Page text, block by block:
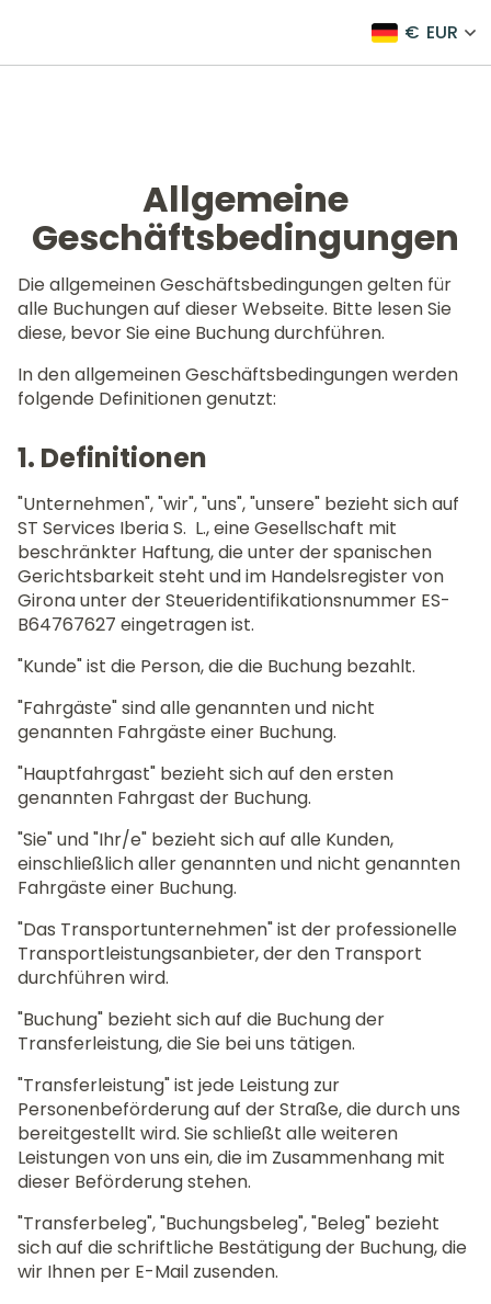
€ EUR
Allgemeine
Geschäftsbedingungen
Die allgemeinen Geschäftsbedingungen gelten für
alle Buchungen auf dieser Webseite. Bitte lesen Sie
diese, bevor Sie eine Buchung durchführen.
In den allgemeinen Geschäftsbedingungen werden
folgende Definitionen genutzt:
1. Definitionen
"Unternehmen", "wir", "uns", "unsere" bezieht sich auf
ST Services Iberia S. L., eine Gesellschaft mit
beschränkter Haftung, die unter der spanischen
Gerichtsbarkeit steht und im Handelsregister von
Girona unter der Steueridentifikationsnummer ES-
B64767627 eingetragen ist.
"Kunde" ist die Person, die die Buchung bezahlt.
"Fahrgäste" sind alle genannten und nicht
genannten Fahrgäste einer Buchung.
"Hauptfahrgast" bezieht sich auf den ersten
genannten Fahrgast der Buchung.
"Sie" und "Ihr/e" bezieht sich auf alle Kunden,
einschließlich aller genannten und nicht genannten
Fahrgäste einer Buchung.
"Das Transportunternehmen" ist der professionelle
Transportleistungsanbieter, der den Transport
durchführen wird.
"Buchung" bezieht sich auf die Buchung der
Transferleistung, die Sie bei uns tätigen.
"Transferleistung" ist jede Leistung zur
Personenbeförderung auf der Straße, die durch uns
bereitgestellt wird. Sie schließt alle weiteren
Leistungen von uns ein, die im Zusammenhang mit
dieser Beförderung stehen.
"Transferbeleg", "Buchungsbeleg", "Beleg" bezieht
sich auf die schriftliche Bestätigung der Buchung, die
wir Ihnen per E-Mail zusenden.